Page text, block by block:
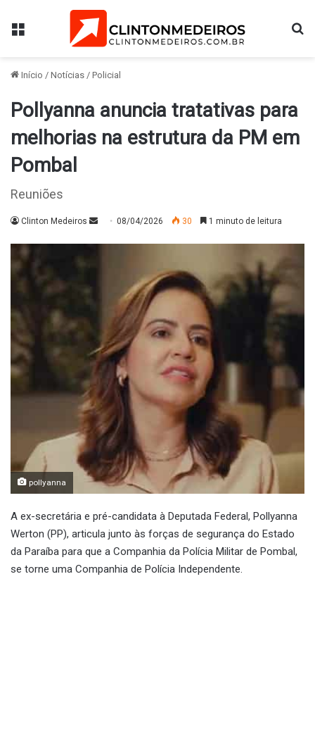
Menu
Início / Notícias / Policial
Pollyanna anuncia tratativas para
melhorias na estrutura da PM em
Pombal
Reuniões
Clinton Medeiros
Mande08/04/2026 30 1 minuto de leitura
pollyanna
A ex-secretária e pré-candidata à Deputada Federal, Pollyanna
Werton (PP), articula junto às forças de segurança do Estado
da Paraíba para que a Companhia da Polícia Militar de Pombal,
se torne uma Companhia de Polícia Independente.